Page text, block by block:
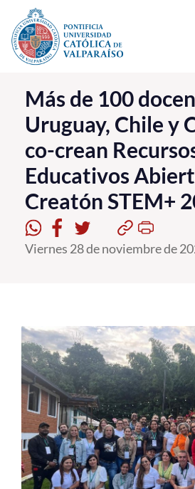
Click acá para ir directamente al
La Universidad
Investigación, Creación e
PUCV Internacional
Vinculación con el Medio
Admisión
Pregrado
Estudiantes
Académicos
Funcionarios
Alumni
Más de 100
Uruguay, Chile y
co-crean
Educativos
Creatón STEM+
Viernes 28 de noviembre de